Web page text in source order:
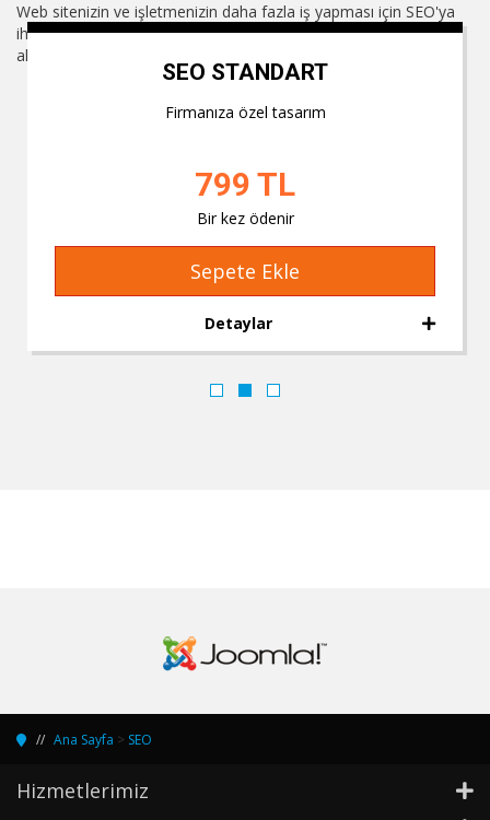
Web sitenizin ve işletmenizin daha fazla iş yapması için SEO'ya
ihtiyaç duyduğunuzu düşüyorsanız, aşağıdaki paketlerden birini
alıp hemen fayda sağlayabilirsiniz.
SEO STANDART
Firmanıza özel tasarım
799 TL
Bir kez ödenir
Sepete Ekle
Detaylar
Ana Sayfa > SEO
Hizmetlerimiz